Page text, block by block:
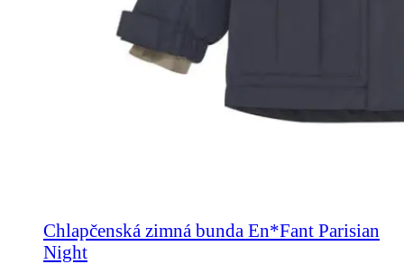
Chlapčenská zimná bunda En*Fant Parisian
Night